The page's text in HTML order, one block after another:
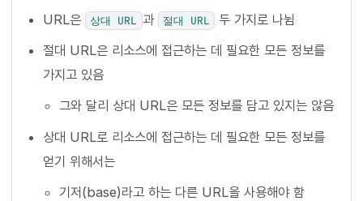
URL은 상대 URL 과 절대 URL
두 가지로 나뉨
절대 URL은 리소스에 접근하는 데 필요한 모든 정보를
가지고 있음
그와 달리 상대 URL은 모든 정보를 담고 있지는 않음
상대 URL로 리소스에 접근하는 데 필요한 모든 정보를
얻기 위해서는
기저(base)라고 하는 다른 URL을 사용해야 함